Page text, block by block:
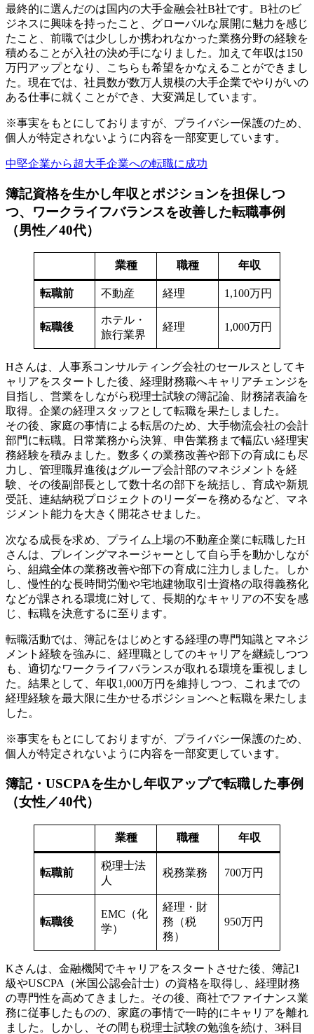
最終的に選んだのは国内の大手金融会社B社です。B社のビ
ジネスに興味を持ったこと、グローバルな展開に魅力を感じ
たこと、前職では少ししか携われなかった業務分野の経験を
積めることが入社の決め手になりました。加えて年収は150
万円アップとなり、こちらも希望をかなえることができまし
た。現在では、社員数が数万人規模の大手企業でやりがいの
ある仕事に就くことができ、大変満足しています。
※事実をもとにしておりますが、プライバシー保護のため、
個人が特定されないように内容を一部変更しています。
中堅企業から超大手企業への転職に成功
簿記資格を生かし年収とポジションを担保しつ
つ、ワークライフバランスを改善した転職事例
（男性／40代）
業種 職種 年収
転職前 不動産 経理 1,100万円
転職後
ホテル・
旅行業界
経理 1,000万円
Hさんは、人事系コンサルティング会社のセールスとしてキ
ャリアをスタートした後、経理財務職へキャリアチェンジを
目指し、営業をしながら税理士試験の簿記論、財務諸表論を
取得。企業の経理スタッフとして転職を果たしました。
その後、家庭の事情による転居のため、大手物流会社の会計
部門に転職。日常業務から決算、申告業務まで幅広い経理実
務経験を積みました。数多くの業務改善や部下の育成にも尽
力し、管理職昇進後はグループ会計部のマネジメントを経
験、その後副部長として数十名の部下を統括し、育成や新規
受託、連結納税プロジェクトのリーダーを務めるなど、マネ
ジメント能力を大きく開花させました。
次なる成長を求め、プライム上場の不動産企業に転職したH
さんは、プレイングマネージャーとして自ら手を動かしなが
ら、組織全体の業務改善や部下の育成に注力しました。しか
し、慢性的な長時間労働や宅地建物取引士資格の取得義務化
などが課される環境に対して、長期的なキャリアの不安を感
じ、転職を決意するに至ります。
転職活動では、簿記をはじめとする経理の専門知識とマネジ
メント経験を強みに、経理職としてのキャリアを継続しつつ
も、適切なワークライフバランスが取れる環境を重視しまし
た。結果として、年収1,000万円を維持しつつ、これまでの
経理経験を最大限に生かせるポジションへと転職を果たしま
した。
※事実をもとにしておりますが、プライバシー保護のため、
個人が特定されないように内容を一部変更しています。
簿記・USCPAを生かし年収アップで転職した事例
（女性／40代）
業種 職種 年収
転職前
税理士法
人
税務業務 700万円
転職後
EMC（化
学）
経理・財
務（税
務）
950万円
Kさんは、金融機関でキャリアをスタートさせた後、簿記1
級やUSCPA（米国公認会計士）の資格を取得し、経理財務
の専門性を高めてきました。その後、商社でファイナンス業
務に従事したものの、家庭の事情で一時的にキャリアを離れ
ました。しかし、その間も税理士試験の勉強を続け、3科目